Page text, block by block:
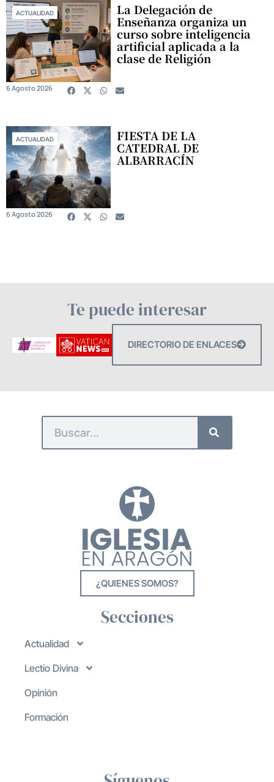
ACTUALIDAD La Delegación de
Enseñanza organiza un
curso sobre inteligencia
artificial aplicada a la
clase de Religión
6 Agosto 2026
ACTUALIDAD FIESTA DE LA
CATEDRAL DE
ALBARRACÍN
6 Agosto 2026
Te puede interesar
DIRECTORIO DE ENLACES
¿QUIENES SOMOS?
Secciones
Actualidad
Lectio Divina
Opinión
Formación